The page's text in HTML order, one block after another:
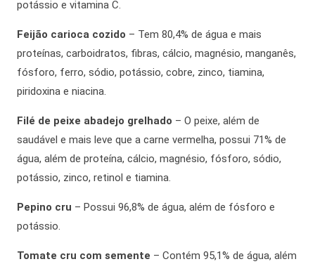
potássio e vitamina C.
Feijão carioca cozido – Tem 80,4% de água e mais
proteínas, carboidratos, fibras, cálcio, magnésio, manganês,
fósforo, ferro, sódio, potássio, cobre, zinco, tiamina,
piridoxina e niacina.
Filé de peixe abadejo grelhado – O peixe, além de
saudável e mais leve que a carne vermelha, possui 71% de
água, além de proteína, cálcio, magnésio, fósforo, sódio,
potássio, zinco, retinol e tiamina.
Pepino cru – Possui 96,8% de água, além de fósforo e
potássio.
Tomate cru com semente – Contém 95,1% de água, além